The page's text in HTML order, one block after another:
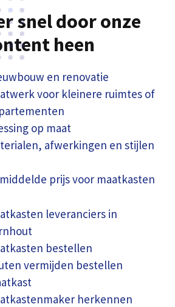
snel door onze
heen
en renovatie
voor kleinere ruimtes of
op maat
afwerkingen en stijlen
prijs voor maatkasten
leveranciers in
bestellen
vermijden bestellen
herkennen